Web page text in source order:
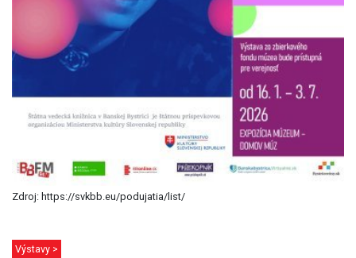
Zdroj: https://svkbb.eu/podujatia/list/
Výstavy >